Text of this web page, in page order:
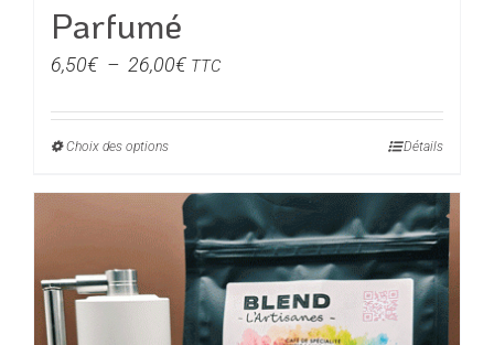
Parfumé
6,50€ – 26,00€Plage
prix :
26,00€
TTC
Choix des optionsCe
a
plusieurs
variations.
Les
options
Détails